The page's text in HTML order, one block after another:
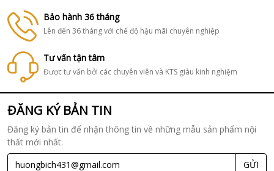
Bảo hành 36 tháng
Lên đến 36 tháng với chế độ hậu mãi chuyên nghiệp
Tư vấn tận tâm
Được tư vấn bởi các chuyên viên và KTS giàu kinh nghiệm
ĐĂNG KÝ BẢN TIN
Đăng ký bản tin để nhận thông tin về những mẫu sản phẩm nội
thất mới nhất.
GỬI